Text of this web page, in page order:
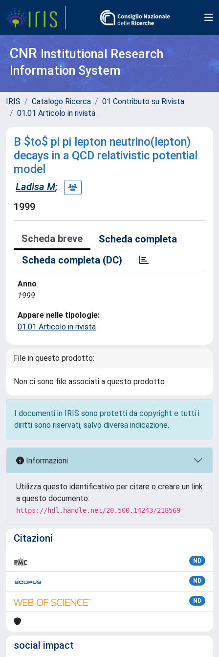
CNR Institutional Research
Information System
IRIS Catalogo Ricerca
01 Contributo su Rivista
01.01 Articolo in rivista
B $to$ pi pi lepton neutrino(lepton)
decays in a QCD relativistic potential
model
Ladisa M;
1999
Scheda breve
Scheda completa
Scheda completa (DC)
Anno
1999
Appare nelle tipologie:
01.01 Articolo in rivista
File in questo prodotto:
Non ci sono file associati a questo prodotto.
I documenti in IRIS sono protetti da copyright e tutti i
diritti sono riservati, salvo diversa indicazione.
Informazioni
Utilizza questo identificativo per citare o creare un link
a questo documento:
https://hdl.handle.net/20.500.14243/218569
Citazioni
ND
ND
ND
social impact